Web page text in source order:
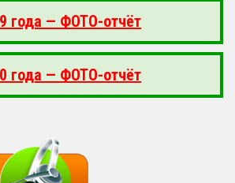
года — ФОТО-отчёт
года — ФОТО-отчёт